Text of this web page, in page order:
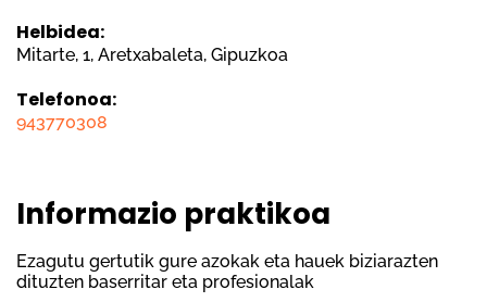
Helbidea:
Mitarte, 1, Aretxabaleta, Gipuzkoa
Telefonoa:
943770308
Informazio praktikoa
Ezagutu gertutik gure azokak eta hauek biziarazten
dituzten baserritar eta profesionalak